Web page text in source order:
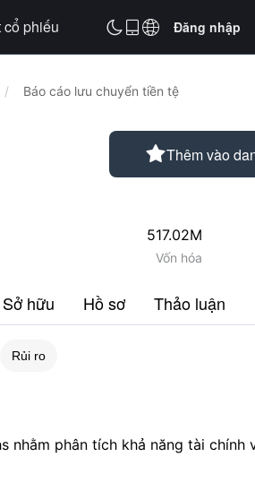
cổ phiếu  Đăng nhập
/ Báo cáo lưu chuyển tiền tệ
Thêm vào
517.02M
Vốn hóa
Sở hữu Hồ sơ Thảo luận
Rủi ro
nhằm phân tích khả năng tài chính